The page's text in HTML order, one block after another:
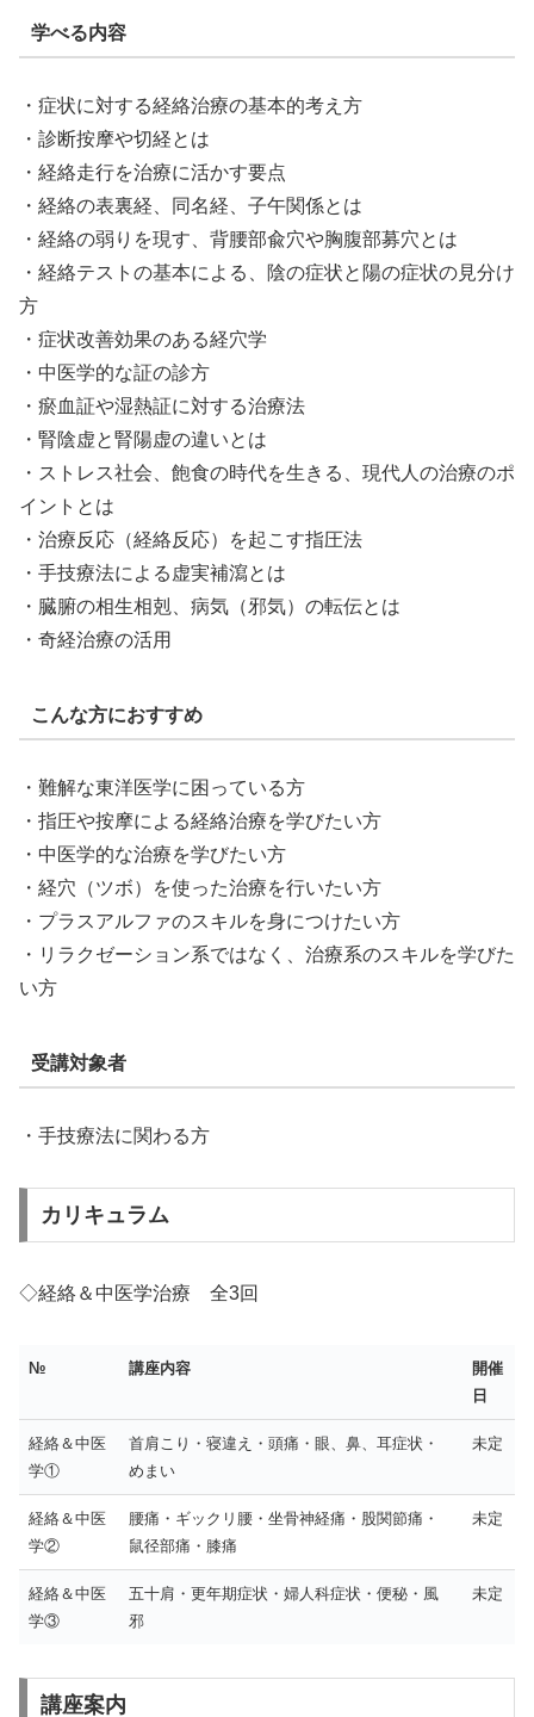
学べる内容
・症状に対する経絡治療の基本的考え方
・診断按摩や切経とは
・経絡走行を治療に活かす要点
・経絡の表裏経、同名経、子午関係とは
・経絡の弱りを現す、背腰部兪穴や胸腹部募穴とは
・経絡テストの基本による、陰の症状と陽の症状の見分け
方
・症状改善効果のある経穴学
・中医学的な証の診方
・瘀血証や湿熱証に対する治療法
・腎陰虚と腎陽虚の違いとは
・ストレス社会、飽食の時代を生きる、現代人の治療のポ
イントとは
・治療反応（経絡反応）を起こす指圧法
・手技療法による虚実補瀉とは
・臓腑の相生相剋、病気（邪気）の転伝とは
・奇経治療の活用
こんな方におすすめ
・難解な東洋医学に困っている方
・指圧や按摩による経絡治療を学びたい方
・中医学的な治療を学びたい方
・経穴（ツボ）を使った治療を行いたい方
・プラスアルファのスキルを身につけたい方
・リラクゼーション系ではなく、治療系のスキルを学びた
い方
受講対象者
・手技療法に関わる方
カリキュラム
◇経絡＆中医学治療 全3回
№ 講座内容
開催
日
経絡＆中医
学①
首肩こり・寝違え・頭痛・眼、鼻、耳症状・
めまい
未定
経絡＆中医
学②
腰痛・ギックリ腰・坐骨神経痛・股関節痛・
鼠径部痛・膝痛
未定
経絡＆中医
学③
五十肩・更年期症状・婦人科症状・便秘・風
邪
未定
講座案内